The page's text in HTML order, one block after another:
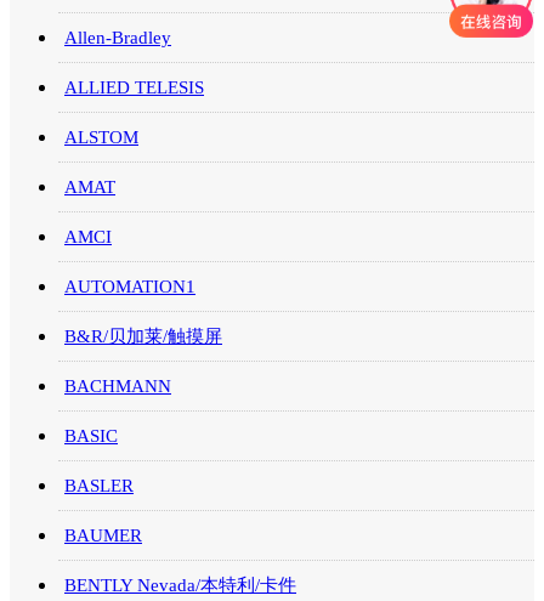
Allen-Bradley
ALLIED TELESIS
ALSTOM
AMAT
AMCI
AUTOMATION1
B&R/贝加莱/触摸屏
BACHMANN
BASIC
BASLER
BAUMER
BENTLY Nevada/本特利/卡件